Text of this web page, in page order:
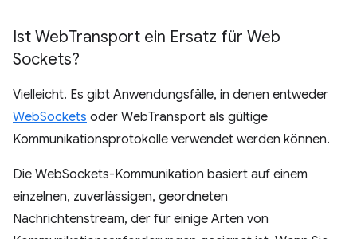
Ist WebTransport ein Ersatz für Web
Sockets?
Vielleicht. Es gibt Anwendungsfälle, in denen entweder
WebSockets oder WebTransport als gültige
Kommunikationsprotokolle verwendet werden können.
Die WebSockets-Kommunikation basiert auf einem
einzelnen, zuverlässigen, geordneten
Nachrichtenstream, der für einige Arten von